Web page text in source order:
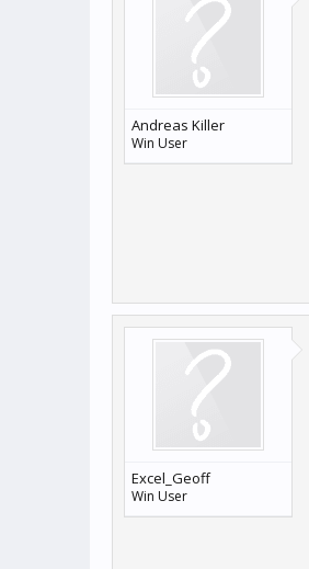
Andreas Killer
Win User
Excel_Geoff
Win User